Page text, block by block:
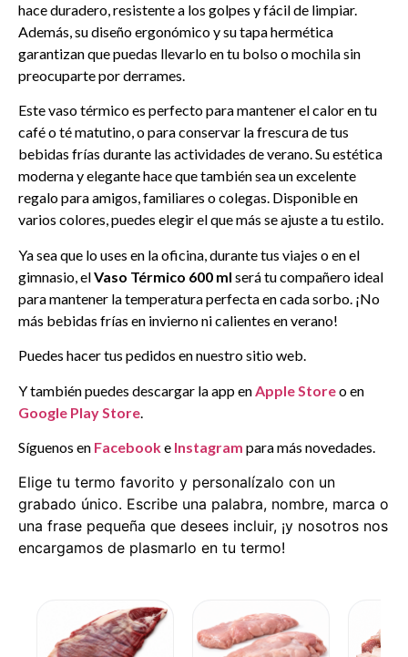
hace duradero, resistente a los golpes y fácil de limpiar.
Además, su diseño ergonómico y su tapa hermética
garantizan que puedas llevarlo en tu bolso o mochila sin
preocuparte por derrames.
Este vaso térmico es perfecto para mantener el calor en tu
café o té matutino, o para conservar la frescura de tus
bebidas frías durante las actividades de verano. Su estética
moderna y elegante hace que también sea un excelente
regalo para amigos, familiares o colegas. Disponible en
varios colores, puedes elegir el que más se ajuste a tu estilo.
Ya sea que lo uses en la oficina, durante tus viajes o en el
gimnasio, elVaso Térmico 600 ml será tu compañero ideal
para mantener la temperatura perfecta en cada sorbo. ¡No
más bebidas frías en invierno ni calientes en verano!
Puedes hacer tus pedidos en nuestro sitio web.
Y también puedes descargar la app en Apple Storeo en
Google Play Store
Síguenos en Facebooke Instagram para más novedades.
Elige tu termo favorito y personalízalo con un
grabado único. Escribe una palabra, nombre, marca o
una frase pequeña que desees incluir, ¡y nosotros nos
encargamos de plasmarlo en tu termo!